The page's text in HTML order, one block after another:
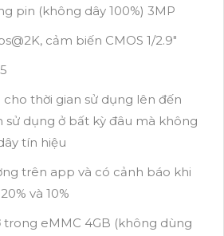
pin (không dây 100%) 3MP
cảm biến CMOS 1/2.9"
cho thời gian sử dụng lên đến
sử dụng ở bất kỳ đâu mà không
tín hiệu
trên app và có cảnh báo khi
và 10%
trong eMMC 4GB (không dùng